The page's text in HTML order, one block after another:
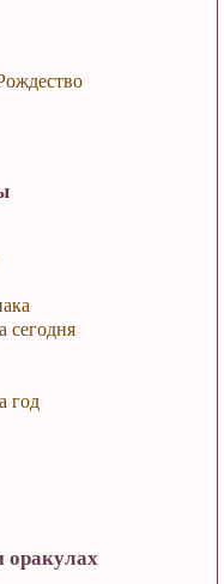
сегодня
год
оракулах